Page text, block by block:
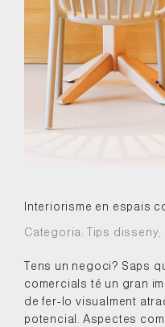
Interiorisme en espais
Categoria: Tips disseny
Tens un negoci? Saps
comercials té un gran
de fer-lo visualment
potencial. Aspectes